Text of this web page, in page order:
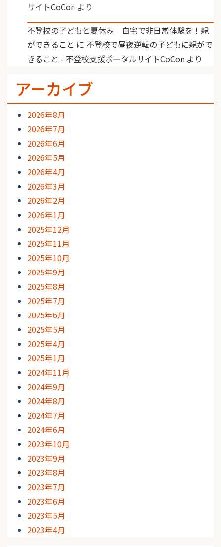
サイトCoCon より
不登校の子どもと夏休み｜自宅で非日常体験を！親
ができること に 不登校で昼夜逆転の子どもに親がで
きること - 不登校支援ポータルサイトCoCon より
アーカイブ
2026年8月
2026年7月
2026年6月
2026年5月
2026年4月
2026年3月
2026年2月
2026年1月
2025年12月
2025年11月
2025年10月
2025年9月
2025年8月
2025年7月
2025年6月
2025年5月
2025年4月
2025年1月
2024年11月
2024年9月
2024年8月
2024年7月
2024年6月
2023年10月
2023年9月
2023年8月
2023年7月
2023年6月
2023年5月
2023年4月